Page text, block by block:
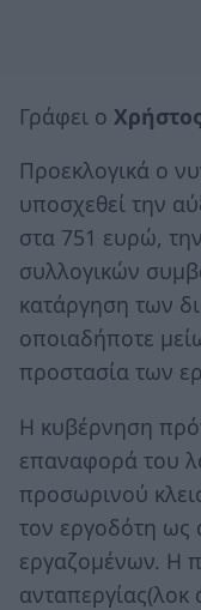
Γράφει ο
Προεκλογικά ο
υποσχεθεί την
στα 751 ευρώ,
συλλογικών
κατάργηση των
οποιαδήποτε
προστασία των
Η κυβέρνηση
επαναφορά του
προσωρινού
τον εργοδότη ως
εργαζομένων. Η
ανταπεργίας(λοκ